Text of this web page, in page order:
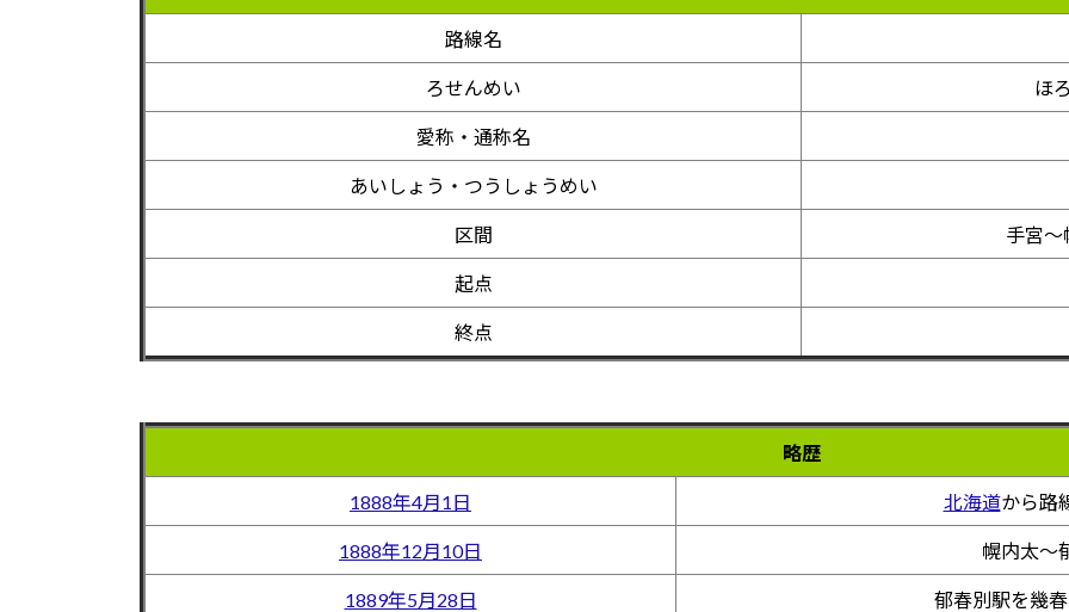
路線名
ろせんめい ほ
愛称・通称名
あいしょう・つうしょうめい
区間 手宮～
起点
終点
略歴
1888年4月1日 北海道から路
1888年12月10日 幌内太～
1889年5月28日 郁春別駅を幾